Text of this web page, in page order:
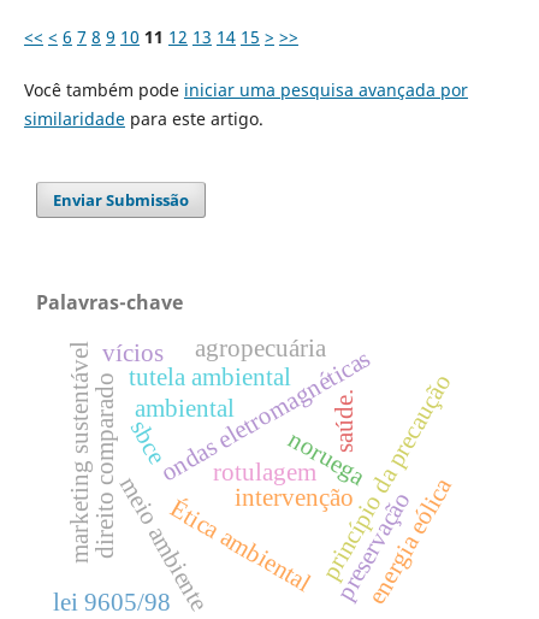
<< < 6 7 8 9 10 11 12 13 14 15 > >>
Você também pode iniciar uma pesquisa avançada por
similaridadepara este artigo.
Enviar Submissão
Palavras-chave
ambiental
noruega
meio ambiente
ondas eletromagnéticasprincípio da precaução
saúde.
intervençãopreservação
direito comparado
marketing sustentável Ética ambiental
tutela ambiental
energia eólica
agropecuária
sbce
lei 9605/98
vícios
rotulagem